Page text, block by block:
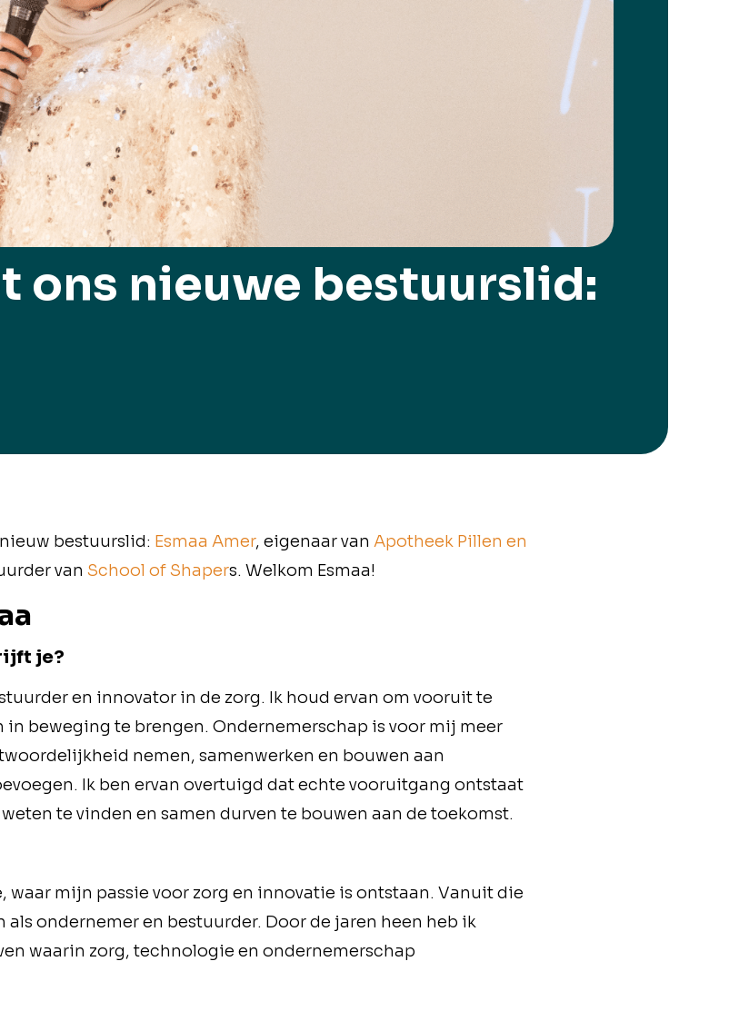
ons nieuwe bestuurslid:
bestuurslid: Esmaa Amer, eigenaar vanApotheek Pillen en
vanSchool of Shapers. Welkom Esmaa!
je?
en innovator in de zorg. Ik houd ervan om vooruit te
in beweging te brengen. Ondernemerschap is voor mij meer
nemen, samenwerken en bouwen aan
Ik ben ervan overtuigd dat echte vooruitgang ontstaat
te vinden en samen durven te bouwen aan de toekomst.
mijn passie voor zorg en innovatie is ontstaan. Vanuit die
ondernemer en bestuurder. Door de jaren heen heb ik
waarin zorg, technologie en ondernemerschap